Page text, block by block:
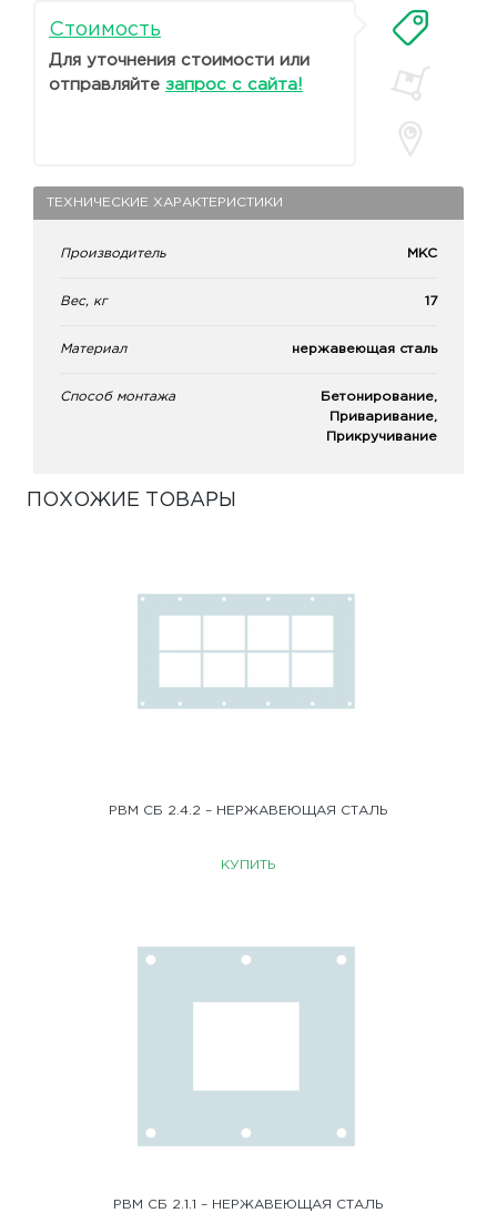
Стоимость
Для уточнения стоимости или
отправляйте запрос с сайта!
ТЕХНИЧЕСКИЕ ХАРАКТЕРИСТИКИ
Производитель МКС
Вес, кг 17
Материал нержавеющая сталь
Способ монтажа
Бетонирование,
Приваривание,
Прикручивание
ПОХОЖИЕ ТОВАРЫ
РВМ СБ 2.4.2 – НЕРЖАВЕЮЩАЯ СТАЛЬ
КУПИТЬ
РВМ СБ 2.1.1 – НЕРЖАВЕЮЩАЯ СТАЛЬ